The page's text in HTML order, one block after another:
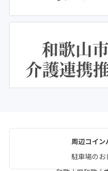
周辺コイ
駐車場のお
〒